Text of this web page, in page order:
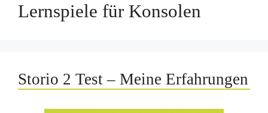
Lernspiele für Konsolen
Storio 2 Test – Meine Erfahrungen